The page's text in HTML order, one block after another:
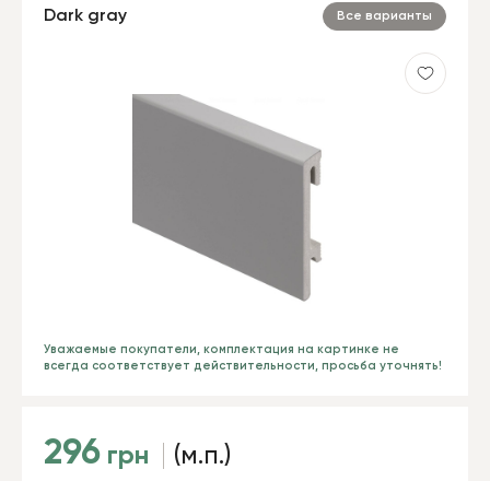
Уважаемые покупатели, комплектация на картинке не
всегда соответствует действительности, просьба уточнять!
Dark gray Все варианты
296 грн (м.п.)